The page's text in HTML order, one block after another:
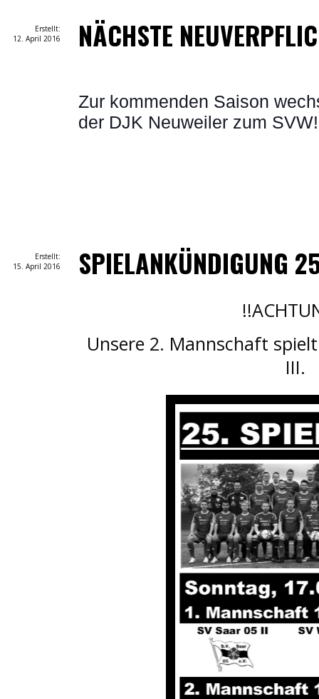
Erstellt:
12. April 2016
NÄCHSTE
Zur kommenden Saison
der DJK Neuweiler zum SVW!
Erstellt:
15. April 2016
SPIELANKÜNDIGUNG
Unsere 2. Mannschaft
III.